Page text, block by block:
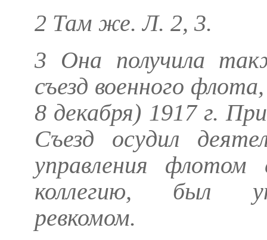
2 Там же. Л. 2, 3.
3 Она получила
съезд военного
8 декабря) 1917 г.
Съезд осудил
управления флотом
коллегию, был
ревкомом.